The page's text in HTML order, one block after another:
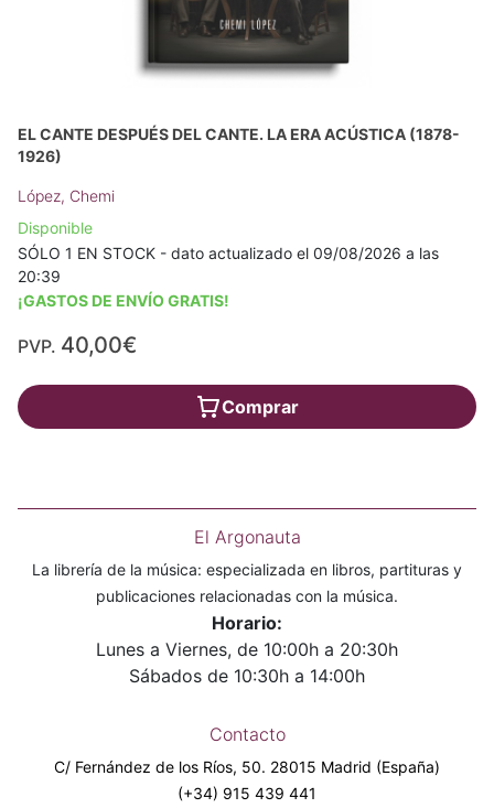
EL CANTE DESPUÉS DEL CANTE. LA ERA ACÚSTICA (1878-
1926)
López, Chemi
Disponible
SÓLO 1 EN STOCK - dato actualizado el 09/08/2026 a las
20:39
¡GASTOS DE ENVÍO GRATIS!
PVP. 40,00€
Comprar
El Argonauta
La librería de la música: especializada en libros, partituras y
publicaciones relacionadas con la música.
Horario:
Lunes a Viernes, de 10:00h a 20:30h
Sábados de 10:30h a 14:00h
Contacto
C/ Fernández de los Ríos, 50. 28015 Madrid (España)
(+34) 915 439 441